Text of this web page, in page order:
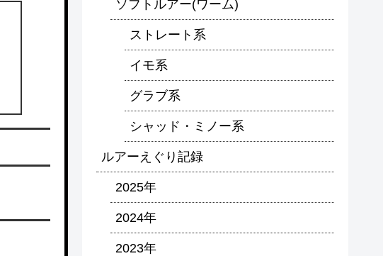
ソフトルアー(ワーム)
ストレート系
イモ系
グラブ系
シャッド・ミノー系
ルアーえぐり記録
2025年
2024年
2023年